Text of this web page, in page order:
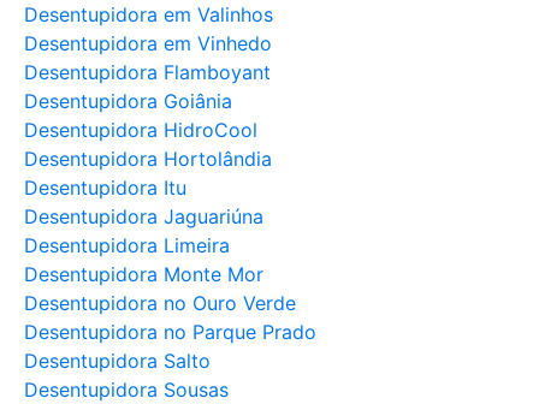
Desentupidora em Valinhos
Desentupidora em Vinhedo
Desentupidora Flamboyant
Desentupidora Goiânia
Desentupidora HidroCool
Desentupidora Hortolândia
Desentupidora Itu
Desentupidora Jaguariúna
Desentupidora Limeira
Desentupidora Monte Mor
Desentupidora no Ouro Verde
Desentupidora no Parque Prado
Desentupidora Salto
Desentupidora Sousas